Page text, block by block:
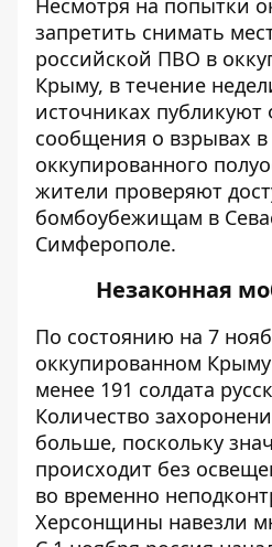
запретить снимать
российской ПВО в
Крыму, в течение
источниках
сообщения о взрывах
оккупированного
жители проверяют
бомбоубежищам в
Симферополе.
Незаконная
По состоянию на 7
оккупированном
менее 191 солдата
Количество
больше, поскольку
происходит без
во временно
Херсонщины навезли